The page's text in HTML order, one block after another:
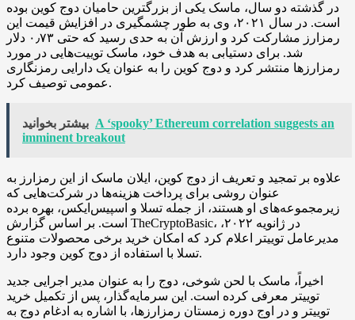
در گذشته دو سال، ماسک یکی از بزرگترین حامیان دوج کوین بوده
است. در سال ۲۰۲۱، وی به طور چشمگیری در افزایش قیمت این
رمزارز مشارکت کرد و ارزش آن به حدی رسید که حتی ۰٫۷۳ دلار
شد. برای دستیابی به هدف خود، ماسک توییت‌هایی در مورد
رمزارزها منتشر کرد و دوج کوین را به عنوان یک دارایی رمزنگاری
عمومی توصیف کرد.
بیشتر بخوانید A ‘spooky’ Ethereum correlation suggests an
imminent breakout
علاوه بر تمجید و تعریف از دوج کوین، ایلان ماسک از این رمزارز به
عنوان روشی برای پرداخت هزینه‌ها در شرکت‌هایی که
زیرمجموعه‌های او هستند، از جمله تسلا و اسپیس‌ایکس، بهره برده
است. بر اساس گزارش TheCryptoBasic، در ژانویه ۲۰۲۲،
مدیرعامل توییتر اعلام کرد که امکان خرید برخی محصولات متنوع
تسلا با استفاده از دوج کوین وجود دارد.
اخیراً، ماسک با لحن شوخی، دوج را به عنوان مدیر اجرایی جدید
توییتر معرفی کرده است. این سرمایه‌گذار، پس از تکمیل خرید
توییتر و در اوج دوره زمستان رمزارزها، با اشاره به ادغام دوج به